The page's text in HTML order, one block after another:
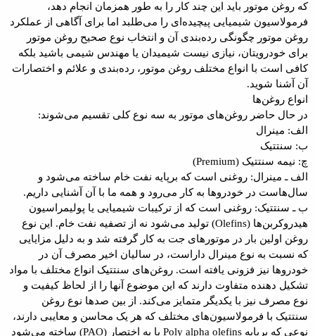
که روغن موتور باید این چند کار را به طور همزمان انجام دهد،
فرمولاسیون شیمیایی پیچیده‌ای را می‌طلبد اما برای آگاهی از عملکرد
روغن موتور چگونگی رده‌بندی آن و انتخاب نوع صحیح روغن موتور
برای خودرویتان، نیازی نیست شیمیدان یا مهندس شیمی باشید بلکه
کافی است با انواع مختلف روغن موتور، رده‌بندی و علائم و اختصارات
آن آشنا شوید.
انواع روغن‌ها
در حال حاضر روغن‌های موتور به سه نوع کلی تقسیم می‌شوند:
الف: مینرال
ب: سنتتیک
چ: نیمه سنتتیک (Premium)
الف ـ مینرال: روغنی است که برپایه نفت خام ساخته می‌شود و
سال‌هاست در خودروها به کار می‌رود و همه ما با آن آشنایی داریم.
ب ـ سنتتیک: روغنی است که از ترکیبات شیمیایی یا پولیمراسیون
هیدروکربن‌ها (Olefins) تولید می‌شود نه از تصفیه نفت خام. این نوع
روغن اولین بار در موتورهای جت به کار گرفته شد و به دلیل مزایایی
که نسبت به نوع مینرال داراست، در سالیان اخیر مصرف آن در
خودروها نیز فزونی یافته است. روغن‌های سنتتیک انواع مختلف با مواد
تشکیل دهنده متفاوت دارند که این موضوع آنها را از لحاظ کیفیت و
نوع مصرف نیز با یکدیگر متمایز می‌کند. از بین صدها نوع روغن
سنتتیک با فرمولاسیون‌های مختلف که هر یک محاسن و معایبی دارند،
نوعی که برپایه Poly alpha olefins یا به اختصار (PAO) ساخته می‌شود